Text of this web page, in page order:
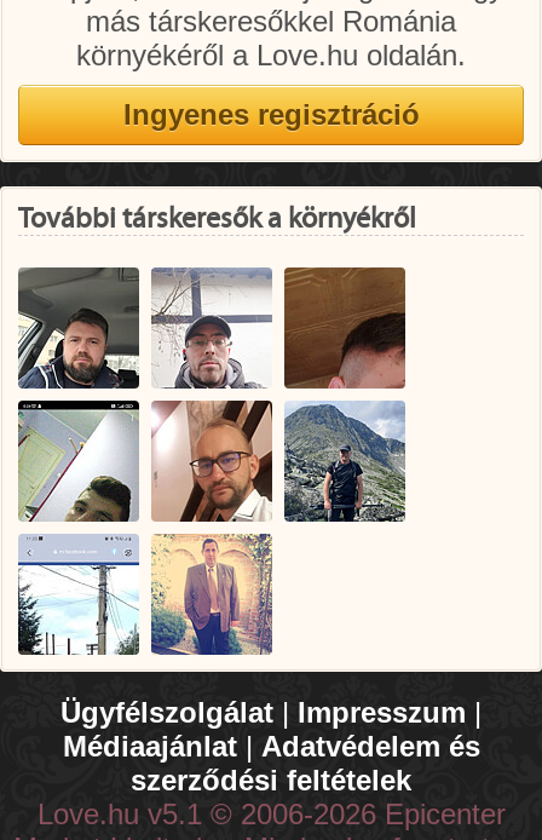
más társkeresőkkel Románia
környékéről a Love.hu oldalán.
További társkeresők a környékről
Ügyfélszolgálat | Impresszum |
Médiaajánlat| Adatvédelem és
szerződési feltételek
Love.hu v5.1 © 2006-2026 Epicenter